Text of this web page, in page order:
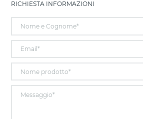
RICHIESTA INFORMAZIONI